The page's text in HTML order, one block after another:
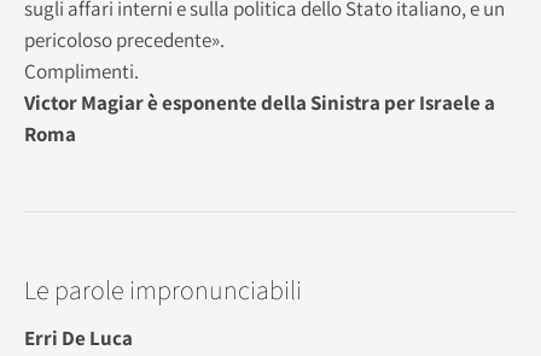
sugli affari interni e sulla politica dello Stato italiano, e un
pericoloso precedente».
Complimenti.
Victor Magiar è esponente della Sinistra per Israele a
Roma
Le parole impronunciabili
Erri De Luca